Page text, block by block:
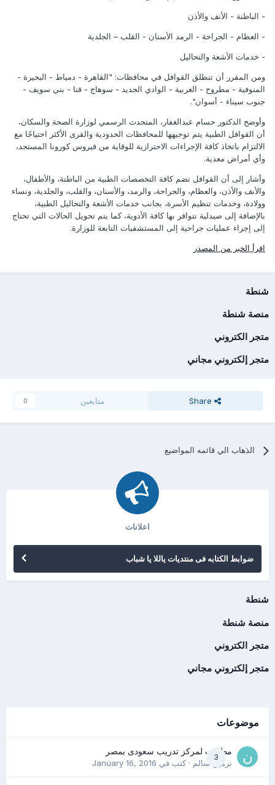
- الباطنة - الأنف والأذن
- العظام - الجراحة - الرمد الأسنان - القلب – الجلدية
- خدمات الأشعة والتحاليل
ومن المقرر أن تنطلق القوافل في محافظات: "القاهرة - دمياط - البحيرة -
المنوفية - مطروح - الغربية - الوادي الجديد - سوهاج - قنا - بني سويف -
جنوب سيناء - أسوان".
وأوضح الدكتور حسام عبدالغفار، المتحدث الرسمي لوزارة الصحة والسكان،
أن القوافل الطبية يتم توجيهها للمحافظات الحدودية والقرى الأكثر احتياجًا مع
الالتزام باتخاذ كافة الإجراءات الاحترازية للوقاية من فيروس كورونا المستجد،
وأي أمراض معدية.
وأشار إلى أن القوافل تضم كافة التخصصات الطبية من الباطنة، والأطفال،
والأنف والأذن، والعظام، والجراحة، والرمد، والأسنان، والقلب، والجلدية، ونساء
وولادة، وخدمات تنظيم الأسرة، بجانب خدمات الأشعة والتحاليل الطبية،
بالإضافة إلى صيدلية تتوافر بها كافة الأدوية، كما يتم تحويل الحالات التي تحتاج
إلى إجراء عمليات جراحية إلى المستشفيات التابعة للوزارة.
اقرأ الخبر من المصدر
شنطة
منصة شنطة
متجر الكتروني
متجر إلكتروني مجاني
Share متابعين 0
الذهاب الي قائمه المواضيع
اعلانات
ضوابط الكتابه فى منتديات ياللا يا شباب
شنطة
منصة شنطة
متجر الكتروني
متجر إلكتروني مجاني
موضوعات
3
مطلوب لمركز تدريب سعودى بمصر
نرمين سالم· كتب في January 16, 2016